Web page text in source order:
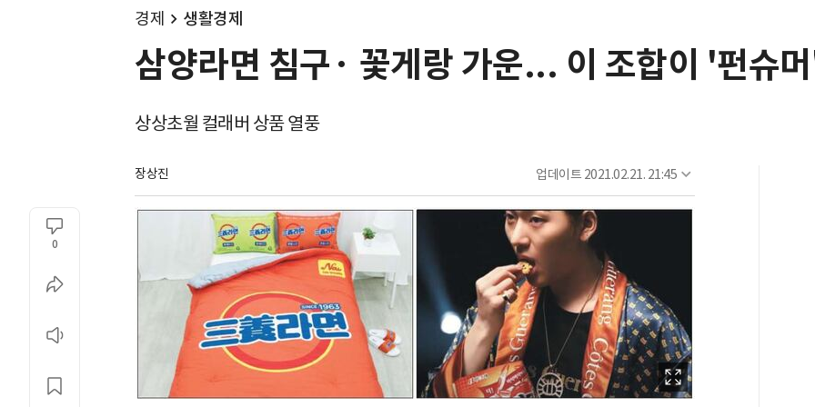
경제 생활경제
삼양라면 침구· 꽃게랑 가운... 이 조합이 '펀슈
상상초월 컬래버 상품 열풍
장상진 업데이트 2021.02.21. 21:45
0